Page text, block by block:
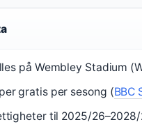
på Wembley Stadium
gratis per sesong (BBC
til 2025/